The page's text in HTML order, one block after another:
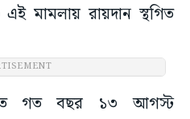
মামলায় রায়দান স্থগিত
গত বছর ১৩ আগস্ট